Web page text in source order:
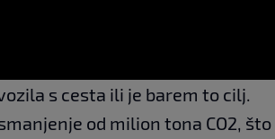
s cesta ili je barem to cilj.
od milion tona CO2, što